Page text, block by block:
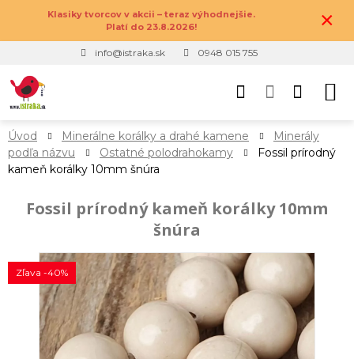
Klasiky tvorcov v akcii – teraz výhodnejšie.
Platí do 23.8.2026!
×
info@istraka.sk 0948 015 755
Úvod Minerálne korálky a drahé kamene
Minerály
podľa názvu
Ostatné polodrahokamy
Fossil prírodný
kameň korálky 10mm šnúra
Fossil prírodný kameň korálky 10mm
šnúra
Zľava -40%